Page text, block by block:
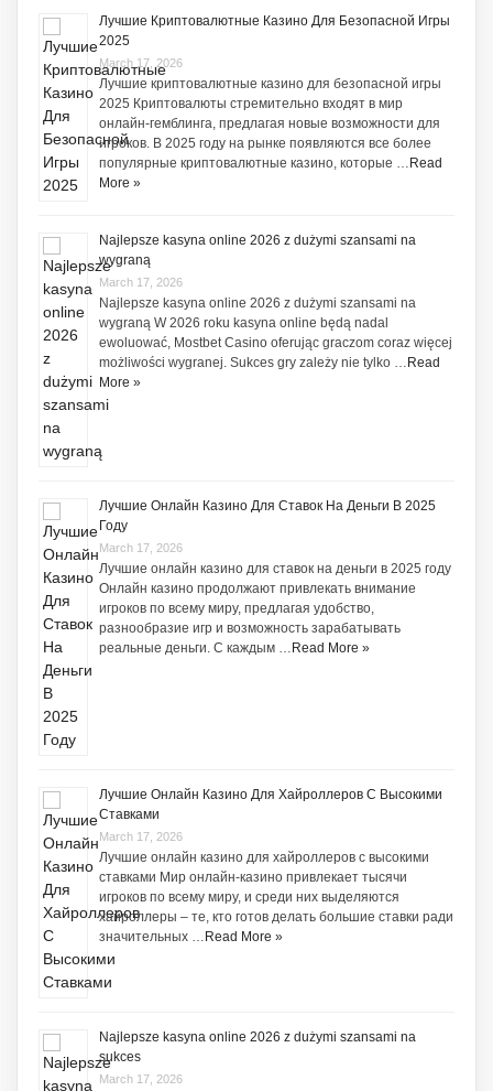
Лучшие Криптовалютные Казино Для Безопасной Игры
2025
March 17, 2026
Лучшие криптовалютные казино для безопасной игры
2025 Криптовалюты стремительно входят в мир
онлайн-гемблинга, предлагая новые возможности для
игроков. В 2025 году на рынке появляются все более
популярные криптовалютные казино, которые … Read
More »
Najlepsze kasyna online 2026 z dużymi szansami na
wygraną
March 17, 2026
Najlepsze kasyna online 2026 z dużymi szansami na
wygraną W 2026 roku kasyna online będą nadal
ewoluować, Mostbet Casino oferując graczom coraz więcej
możliwości wygranej. Sukces gry zależy nie tylko … Read
More »
Лучшие Онлайн Казино Для Ставок На Деньги В 2025
Году
March 17, 2026
Лучшие онлайн казино для ставок на деньги в 2025 году
Онлайн казино продолжают привлекать внимание
игроков по всему миру, предлагая удобство,
разнообразие игр и возможность зарабатывать
реальные деньги. С каждым … Read More »
Лучшие Онлайн Казино Для Хайроллеров С Высокими
Ставками
March 17, 2026
Лучшие онлайн казино для хайроллеров с высокими
ставками Мир онлайн-казино привлекает тысячи
игроков по всему миру, и среди них выделяются
хайроллеры – те, кто готов делать большие ставки ради
значительных … Read More »
Najlepsze kasyna online 2026 z dużymi szansami na
sukces
March 17, 2026